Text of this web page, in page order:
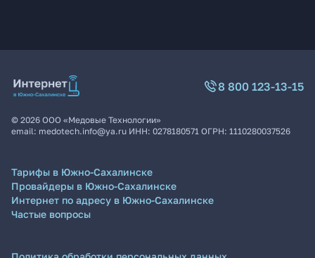
8 800 123-13-15
© 2026 ООО «Медовые Технологии»
email: medotech.info@ya.ru ИНН: 0278180571 ОГРН: 1110280037526
Тарифы в Южно-Сахалинске
Провайдеры в Южно-Сахалинске
Интернет по адресу в Южно-Сахалинске
Частые вопросы